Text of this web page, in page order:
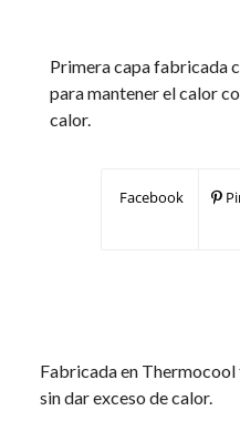
Primera capa fabricada
para mantener el calor
calor.
Facebook
Fabricada en
sin dar exceso de calor.